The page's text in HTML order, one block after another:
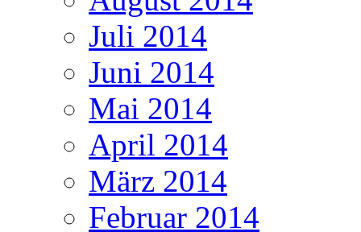
Juli 2014
Juni 2014
Mai 2014
April 2014
März 2014
Februar 2014